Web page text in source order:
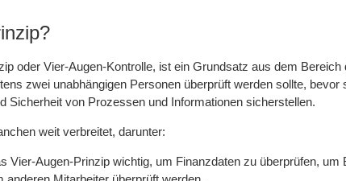
oder Vier-Augen-Kontrolle, ist ein Grundsatz aus dem
zwei unabhängigen Personen überprüft werden sollte,
Sicherheit von Prozessen und Informationen sicherstellen.
weit verbreitet, darunter:
Vier-Augen-Prinzip wichtig, um Finanzdaten zu überprüfen,